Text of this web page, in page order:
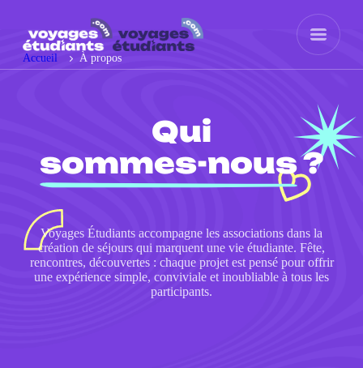
Accueil À propos
Qui
sommes-nous?
Voyages Étudiants accompagne les associations dans la
création de séjours qui marquent une vie étudiante. Fête,
rencontres, découvertes : chaque projet est pensé pour offrir
une expérience simple, conviviale et inoubliable à tous les
participants.